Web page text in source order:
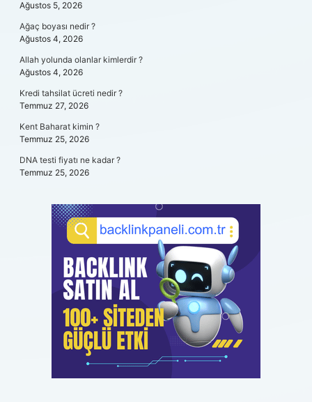
Ağustos 5, 2026
Ağaç boyası nedir ?
Ağustos 4, 2026
Allah yolunda olanlar kimlerdir ?
Ağustos 4, 2026
Kredi tahsilat ücreti nedir ?
Temmuz 27, 2026
Kent Baharat kimin ?
Temmuz 25, 2026
DNA testi fiyatı ne kadar ?
Temmuz 25, 2026